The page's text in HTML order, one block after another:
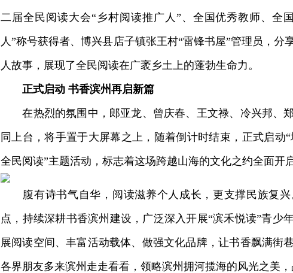
二届全民阅读大会“乡村阅读推广人”、全国优秀教师、全
人”称号获得者、博兴县店子镇张王村“雷锋书屋”管理员，分
人故事，展现了全民阅读在广袤乡土上的蓬勃生命力。
正式启动 书香滨州再启新篇
在热烈的氛围中，郎亚龙、曾庆春、王文禄、冷兴邦、
同上台，将手置于大屏幕之上，随着倒计时结束，正式启动
全民阅读”主题活动，标志着这场跨越山海的文化之约全面开启
腹有诗书气自华，阅读滋养个人成长，更支撑民族复兴
点，持续深耕书香滨州建设，广泛深入开展“滨禾悦读”青少
展阅读空间、丰富活动载体、做强文化品牌，让书香飘满街
各界朋友多来滨州走走看看，领略滨州拥河揽海的风光之美，